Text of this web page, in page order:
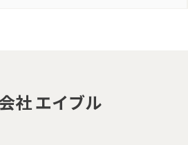
社 エイブル